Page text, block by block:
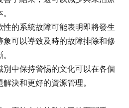
的系統故障可能表明即將發生
可以導致及時的故障排除和修
中保持警惕的文化可以在各個
決和更好的資源管理。